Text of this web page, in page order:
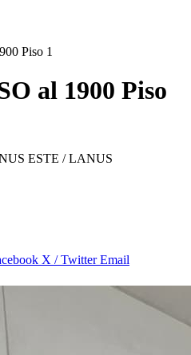
Piso 1
al 1900 Piso
ESTE / LANUS
X / TwitterEmail